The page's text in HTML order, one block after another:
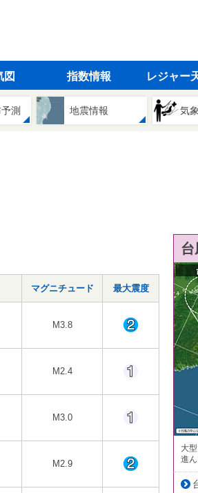
図 指数情報 レジャー
測 地震情報 気
マグニチュード 最大震度
M3.8
M2.4
M3.0
M2.9
大
進